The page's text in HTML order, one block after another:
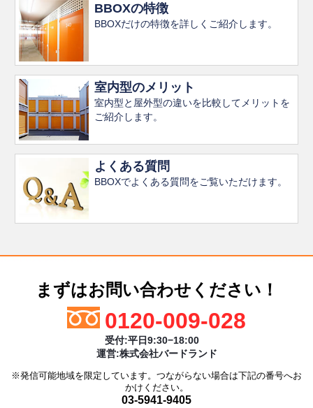
ゴールデンウィーク営業日のご案内
BBOXの特徴
BBOXだけの特徴を詳しくご紹介します。
室内型のメリット
室内型と屋外型の違いを比較してメリットを
ご紹介します。
よくある質問
BBOXでよくある質問をご覧いただけます。
まずはお問い合わせください！
0120-009-028
受付:平日9:30−18:00
運営:株式会社バードランド
※発信可能地域を限定しています。つながらない場合は下記の番号へお
かけください。
03-5941-9405